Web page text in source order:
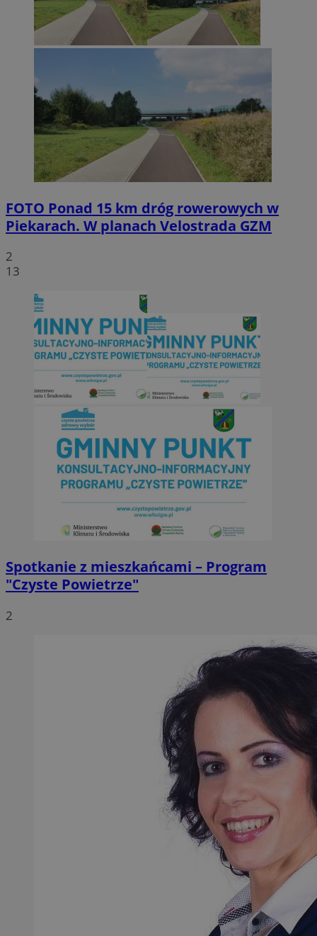
FOTO Ponad 15 km dróg rowerowych w
Piekarach. W planach Velostrada GZM
2
13
Spotkanie z mieszkańcami – Program
"Czyste Powietrze"
2